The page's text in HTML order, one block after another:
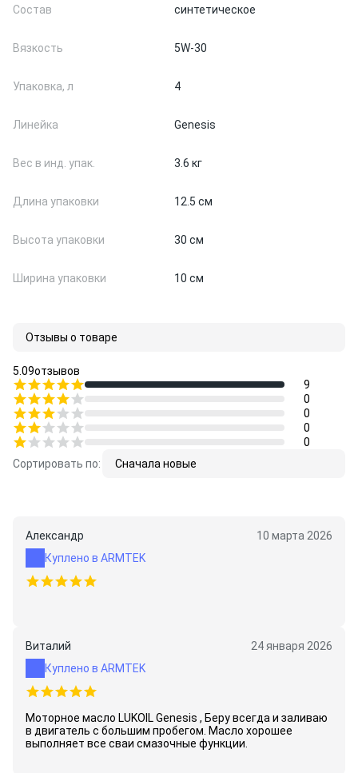
Состав синтетическое
Вязкость 5W-30
Упаковка, л 4
Линейка Genesis
Вес в инд. упак. 3.6 кг
Длина упаковки 12.5 см
Высота упаковки 30 см
Ширина упаковки 10 см
Отзывы о товаре
5.09отзывов
9
0
0
0
0
Сортировать по:
Сначала новые
Александр
10 марта 2026
Куплено в ARMTEK
Виталий
24 января 2026
Куплено в ARMTEK
Моторное масло LUKOIL Genesis , Беру всегда и заливаю
в двигатель с большим пробегом. Масло хорошее
выполняет все сваи смазочные функции.